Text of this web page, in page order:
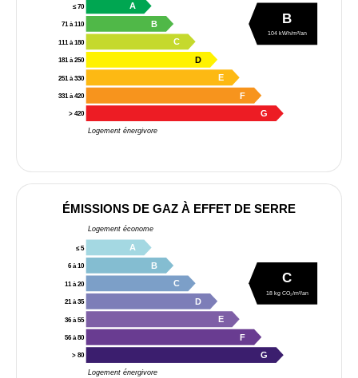
Logement énergivore
≤ 70 A
71 à 110 B
111 à 180 C
181 à 250 D
251 à 330 E
331 à 420 F
> 420 G
B
104 kWh/m²/an
ÉMISSIONS DE GAZ À EFFET DE SERRE
Logement économe
Logement énergivore
≤ 5 A
6 à 10 B
11 à 20 C
21 à 35 D
36 à 55 E
56 à 80 F
> 80 G
C
18 kg CO₂/m²/an